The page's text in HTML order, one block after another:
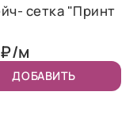
сетка "Принт
₽/м
ДОБАВИТЬ